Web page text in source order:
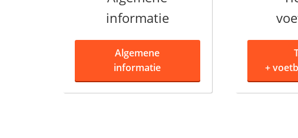
informatie
Algemene
informatie
+